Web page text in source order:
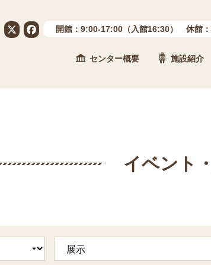
公益財団法人 石川県埋蔵文化財センター
開館：9:00-17:00（入館16:30） 休館
センター概要 施設紹介
イベント